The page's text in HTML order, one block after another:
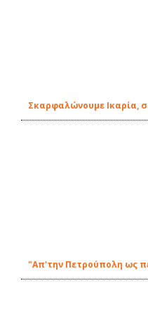
Σκαρφαλώνουμε Ικαρία,
"Απ'την Πετρούπολη ως